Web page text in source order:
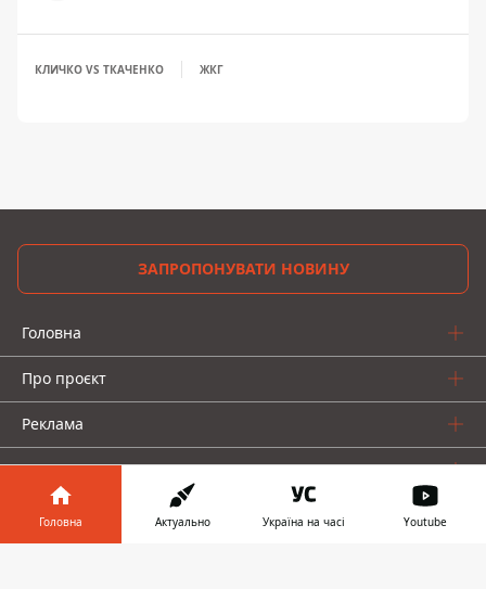
КЛИЧКО VS ТКАЧЕНКО ЖКГ
ЗАПРОПОНУВАТИ НОВИНУ
Головна
Про проєкт
Реклама
Про нас
Головна Актуально Україна на часі Youtube